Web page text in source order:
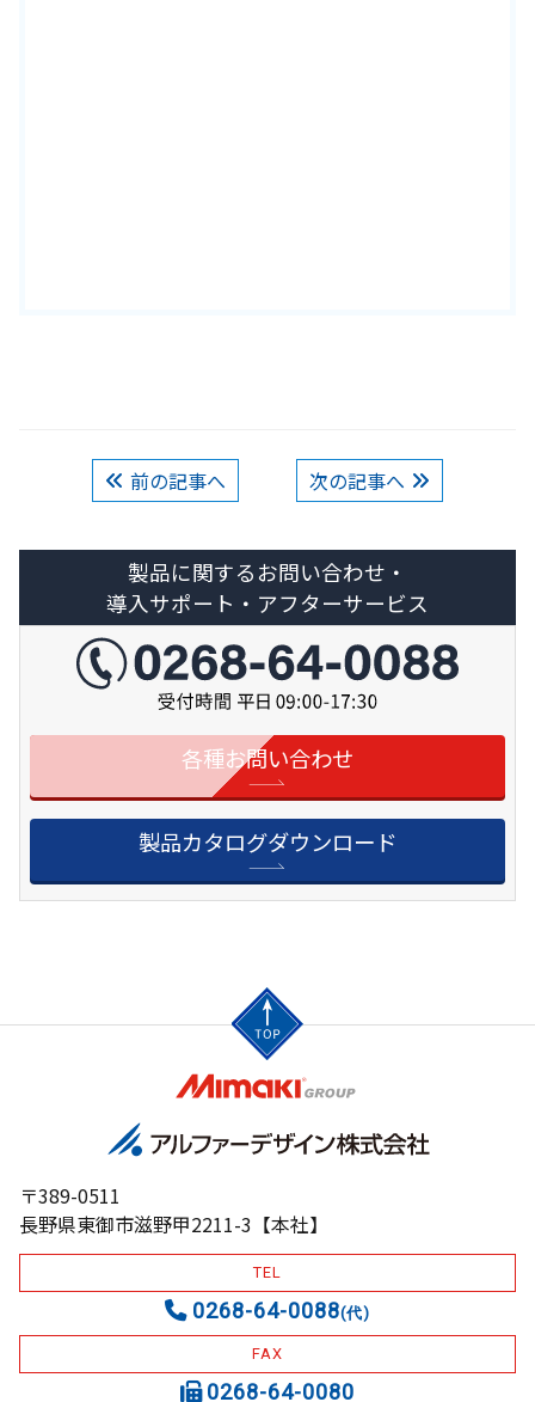
前の記事へ 次の記事へ
製品に関するお問い合わせ・
導入サポート・アフターサービス
各種お問い合わせ
製品カタログダウンロード
〒389-0511
長野県東御市滋野甲2211-3【本社】
TEL
0268-64-0088(代)
FAX
0268-64-0080